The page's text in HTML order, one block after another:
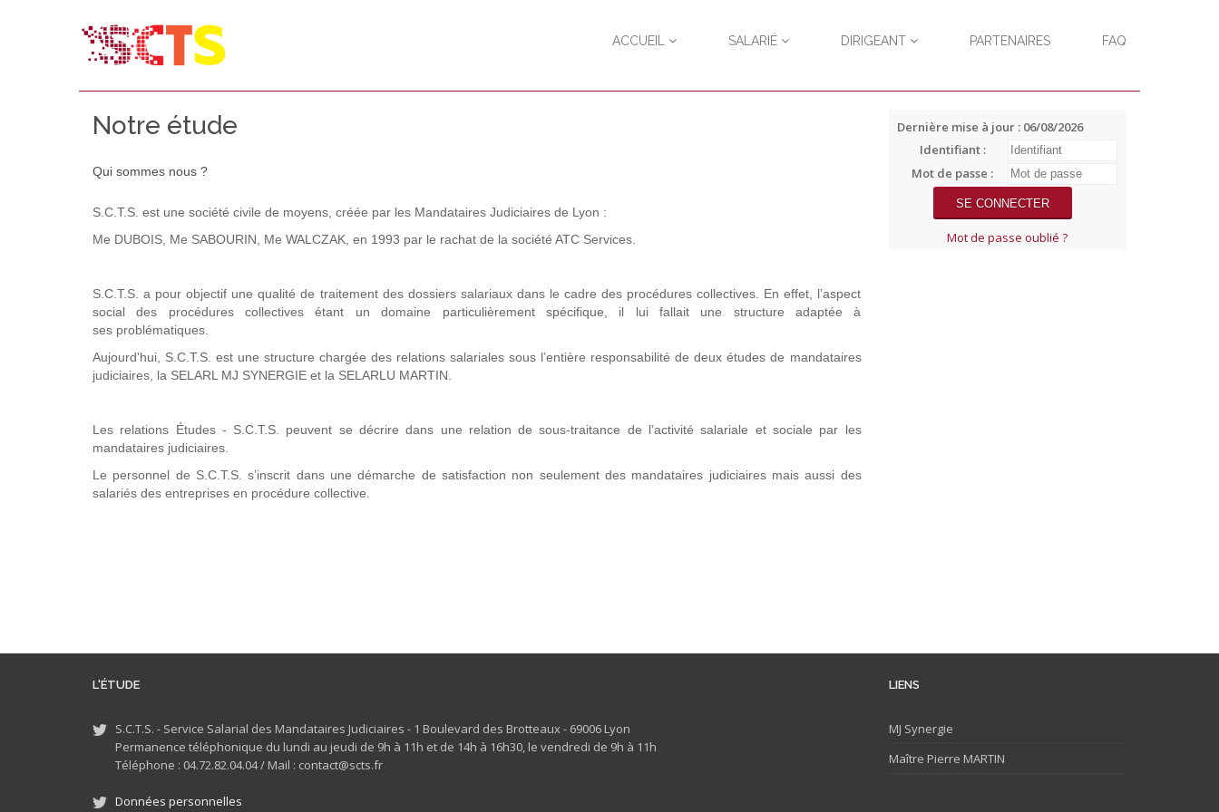
ACCUEIL SALARIÉ DIRIGEANT PARTENAIRES FAQ
Notre étude
Qui sommes nous ?
S.C.T.S. est une société civile de moyens, créée par les Mandataires Judiciaires de Lyon :
Me DUBOIS, Me SABOURIN, Me WALCZAK, en 1993 par le rachat de la société ATC Services.
S.C.T.S. a pour objectif une qualité de traitement des dossiers salariaux dans le cadre des procédures collectives. En effet, l’aspect
social des procédures collectives étant un domaine particulièrement spécifique, il lui fallait une structure adaptée à
ses problématiques.
Aujourd'hui, S.C.T.S. est une structure chargée des relations salariales sous l’entière responsabilité de deux études de mandataires
judiciaires, la SELARL MJ SYNERGIE et la SELARLU MARTIN.
Les relations Études - S.C.T.S. peuvent se décrire dans une relation de sous-traitance de l’activité salariale et sociale par les
mandataires judiciaires.
Le personnel de S.C.T.S. s’inscrit dans une démarche de satisfaction non seulement des mandataires judiciaires mais aussi des
salariés des entreprises en procédure collective.
Dernière mise à jour : 06/08/2026
Identifiant :
Mot de passe :
Mot de passe oublié ?
L'ÉTUDE
S.C.T.S. - Service Salarial des Mandataires Judiciaires - 1 Boulevard des Brotteaux - 69006 Lyon
Permanence téléphonique du lundi au jeudi de 9h à 11h et de 14h à 16h30, le vendredi de 9h à 11h
Téléphone : 04.72.82.04.04 / Mail : contact@scts.fr
Données personnelles
LIENS
MJ Synergie
Maître Pierre MARTIN